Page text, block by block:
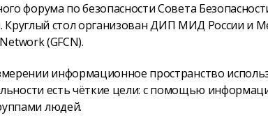
форума по безопасности Совета
Круглый стол организован ДИП МИД России и
(GFCN).
информационное пространство
есть чёткие цели: с помощью
людей.